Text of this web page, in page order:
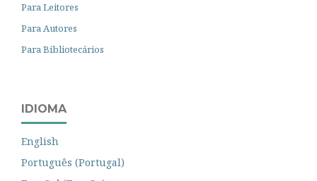
Para Leitores
Para Autores
Para Bibliotecários
IDIOMA
English
Português (Portugal)